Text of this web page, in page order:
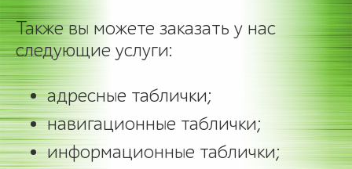
Также вы можете заказать у нас
следующие услуги:
адресные таблички;
навигационные таблички;
информационные таблички;